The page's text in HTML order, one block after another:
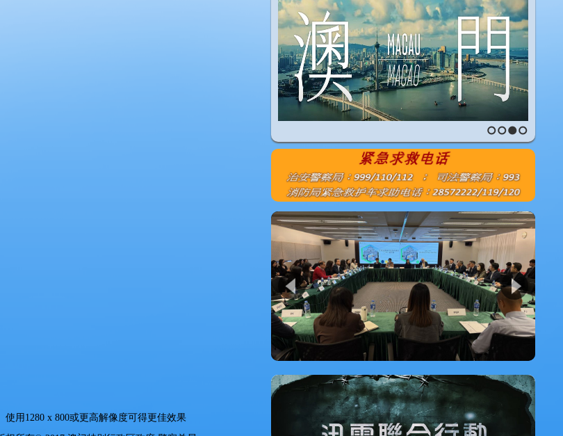
1 2 3 4
使用 1280 x 800或更高解像度可得更佳效果